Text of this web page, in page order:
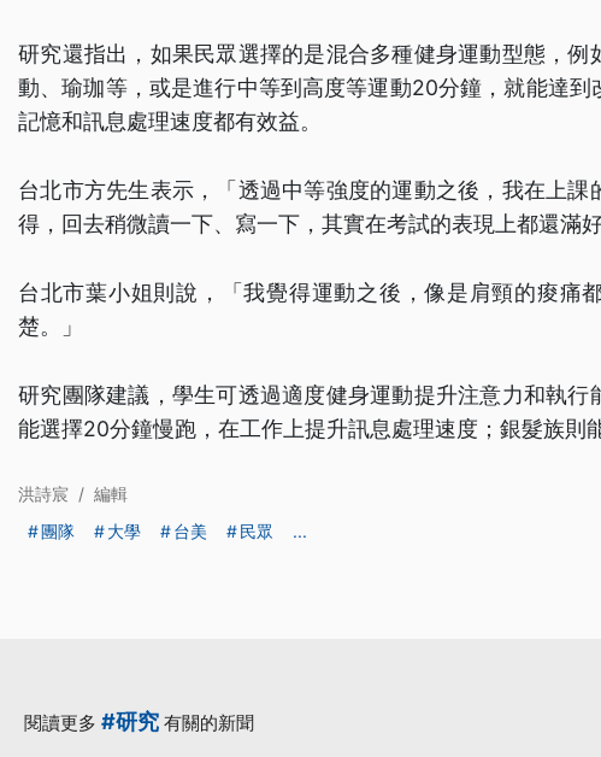
研究還指出，如果民眾選擇的是混合多種健身運動型態，例
動、瑜珈等，或是進行中等到高度等運動20分鐘，就能達
記憶和訊息處理速度都有效益。
台北市方先生表示，「透過中等強度的運動之後，我在上
得，回去稍微讀一下、寫一下，其實在考試的表現上都還滿好
台北市葉小姐則說，「我覺得運動之後，像是肩頸的痠痛
楚。」
研究團隊建議，學生可透過適度健身運動提升注意力和執
能選擇20分鐘慢跑，在工作上提升訊息處理速度；銀髮族則
洪詩宸 / 編輯
團隊
大學 台美 民眾 ...
閱讀更多 #研究 有關的新聞